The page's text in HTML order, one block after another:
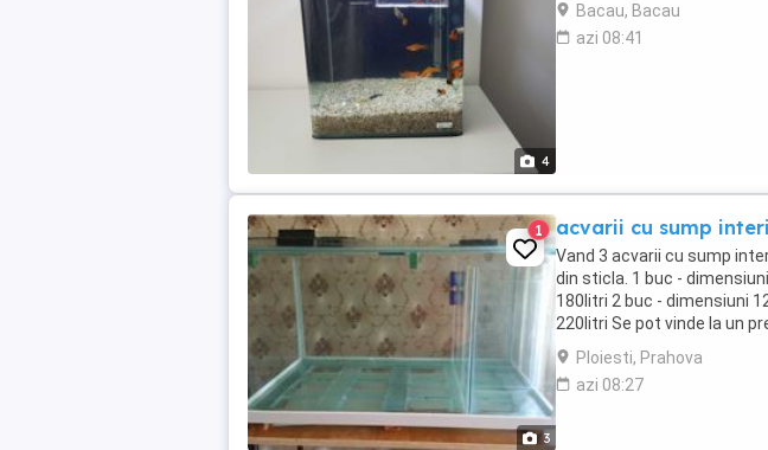
4
Bacau, Bacau
azi 08:41
3
1 acvarii cu sump
Vand 3 acvarii cu sump
din sticla. 1 buc -
180litri 2 buc - dimensiuni
220litri Se pot vinde la un
functionarii ...
Ploiesti, Prahova
azi 08:27